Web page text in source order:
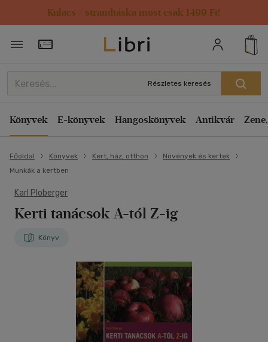
Kulacs / strandtáska most csak 1499 Ft!
Törzsvásárlói Kártya adatai
Részletes keresés
Könyvek E-könyvek Hangoskönyvek Antikvár
Főoldal Könyvek Kert, ház, otthon
Növények és kertek
Munkák a kertben
Karl Ploberger
Kerti tanácsok A-tól Z-ig
Könyv